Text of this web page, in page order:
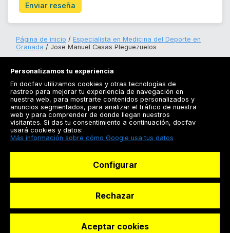
Enviar reseña
Página de inicio
Especialista en Medicina del Deporte en
Granada
Jose Manuel Casas Pleguezuelos
Registrarse
Docfav
© Dashboard Technologies S.L
Personalizamos tu experiencia
En docfav utilizamos cookies y otras tecnologías de
rastreo para mejorar tu experiencia de navegación en
nuestra web, para mostrarte contenidos personalizados y
anuncios segmentados, para analizar el tráfico de nuestra
web y para comprender de donde llegan nuestros
visitantes. Si das tu consentimiento a continuación, docfav
usará cookies y datos:
Más información sobre cómo Google usa tus datos
Configurar
Rechazar
Aceptar cookies